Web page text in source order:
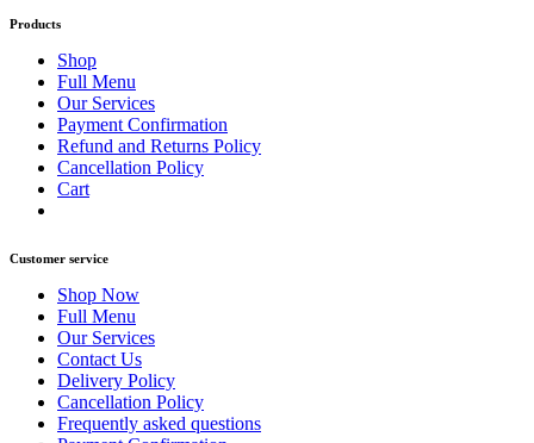
Products
Shop
Full Menu
Our Services
Payment Confirmation
Refund and Returns Policy
Cancellation Policy
Cart
Customer service
Shop Now
Full Menu
Our Services
Contact Us
Delivery Policy
Cancellation Policy
Frequently asked questions